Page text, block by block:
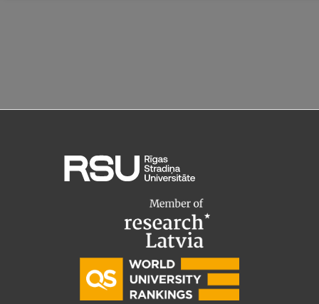
Dati par 2025. gadu
Mūžizglītība